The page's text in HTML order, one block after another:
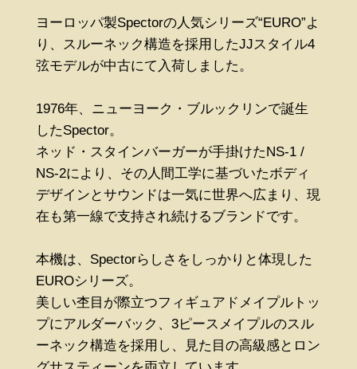
ヨーロッパ製Spectorの人気シリーズ“EURO”よ
り、スルーネック構造を採用したJJスタイル4
弦モデルが中古にて入荷しました。
1976年、ニューヨーク・ブルックリンで誕生
したSpector。
ネッド・スタインバーガーが手掛けたNS-1 /
NS-2により、その人間工学に基づいたボディ
デザインとサウンドは一気に世界へ広まり、現
在も第一線で支持され続けるブランドです。
本機は、Spectorらしさをしっかりと体現した
EUROシリーズ。
美しい杢目が際立つフィギュアドメイプルトッ
プにアルダーバック、3ピースメイプルのスル
ーネック構造を採用し、見た目の高級感とロン